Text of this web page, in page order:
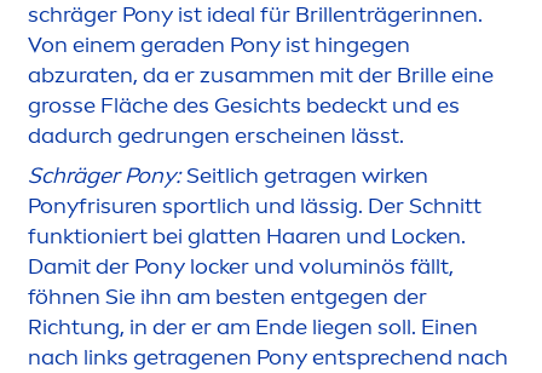
schräger Pony ist ideal für Brillenträgerinnen.
Von einem geraden Pony ist hingegen
abzuraten, da er zusammen mit der Brille eine
grosse Fläche des Gesichts bedeckt und es
dadurch gedrungen erscheinen lässt.
Schräger Pony:Seitlich getragen wirken
Ponyfrisuren sportlich und lässig. Der Schnitt
funktioniert bei glatten Haaren und Locken.
Damit der Pony locker und voluminös fällt,
föhnen Sie ihn am besten entgegen der
Richtung, in der er am Ende liegen soll. Einen
nach links getragenen Pony entsprechend nach